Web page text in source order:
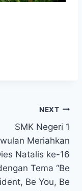
NEXT
SMK Negeri 1
Meriahkan
Natalis ke-16
Tema “Be
Be You, Be